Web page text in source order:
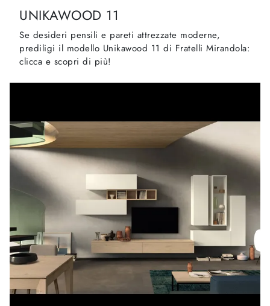
UNIKAWOOD 11
Se desideri pensili e pareti attrezzate moderne,
prediligi il modello Unikawood 11 di Fratelli Mirandola:
clicca e scopri di più!